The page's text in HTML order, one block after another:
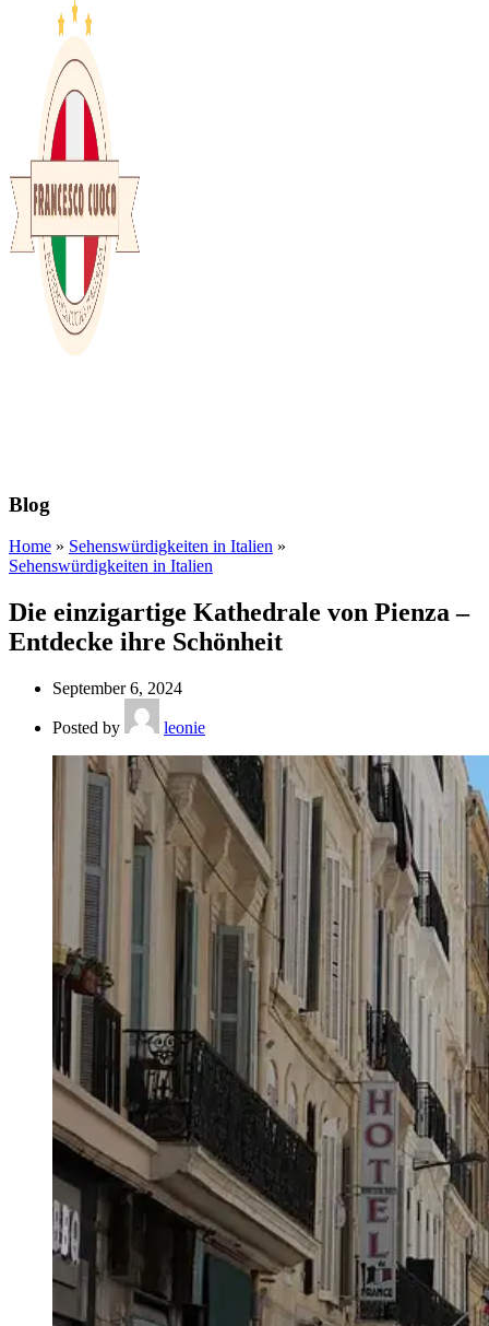
Blog
Home » Sehenswürdigkeiten in Italien »
Sehenswürdigkeiten in Italien
Die einzigartige Kathedrale von Pienza –
Entdecke ihre Schönheit
September 6, 2024
Posted by leonie